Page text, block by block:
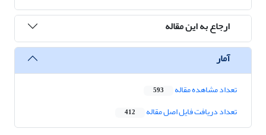
ارجاع به این مقاله
آمار
تعداد مشاهده مقاله 593
تعداد دریافت فایل اصل مقاله 412